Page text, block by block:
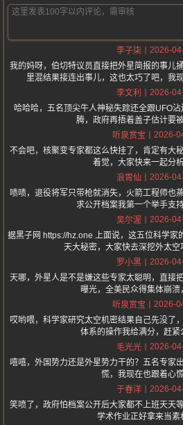
李子柒
2026-
我的妈呀，伯切特议员直接把外星简报的事儿
里混结果接连出事儿，这也太巧了吧，我
李文利
2026-
哈哈哈，五名顶尖牛人神秘失踪还全跟UFO
腾，政府再捂着盖子估计要
听泉赏宝
2026-
不会吧，核聚变专家都这么快挂了，肯定有大
着觉，大家快来一起分析
浪胃仙
2026-
啧啧，退役将军只带枪就消失，火箭工程师也
求公开档案我第一个举手支
吴尔渥
2026-
据黑子网 https://hz.one 上面说，这五位科学家
天大秘密，大家快去深挖外太空
罗小黑
2026-
天哪，外星人是不是嫌这些专家太聪明，直接
曝光，全美民众得集体崩溃
听泉赏宝
2026-
哎哟喂，科学家研究太空机密结果自己先没了
体系的操作我给满分，赶紧
毛光光
2026-
嘻嘻，外国势力还是外星势力干的？五名专家
慌，我现在也跟着心慌
于春洋
2026-
笑喷了，政府怕档案公开后大家都不上班天天
学术作业正好拿来当素